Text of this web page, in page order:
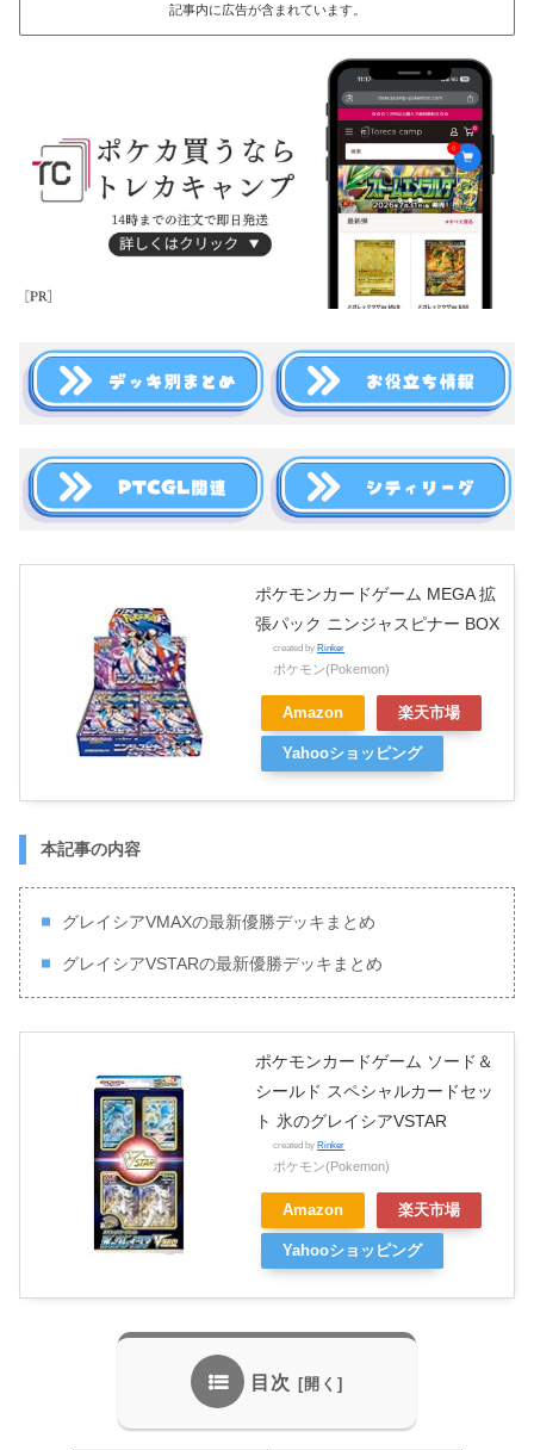
記事内に広告が含まれています。
ポケモンカードゲーム MEGA 拡
張パック ニンジャスピナー BOX
created by Rinker
ポケモン(Pokemon)
Amazon 楽天市場
Yahooショッピング
本記事の内容
グレイシアVMAXの最新優勝デッキまとめ
グレイシアVSTARの最新優勝デッキまとめ
ポケモンカードゲーム ソード＆
シールド スペシャルカードセッ
ト 氷のグレイシアVSTAR
created by Rinker
ポケモン(Pokemon)
Amazon 楽天市場
Yahooショッピング
目次